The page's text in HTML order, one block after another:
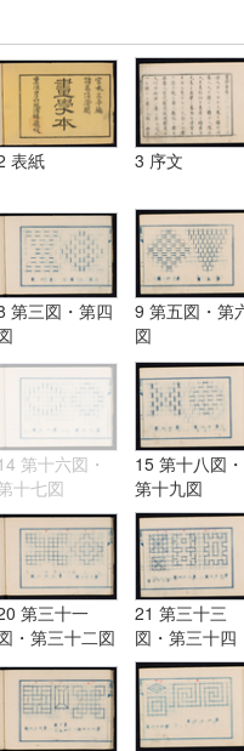
表紙 3 序文
第三図・第四
9 第五図・第
図
第十六図・
十七図
15 第十八図・
第十九図
第三十一
・第三十二図
21 第三十三
図・第三十四
図・第三十五